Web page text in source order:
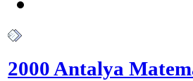
2000 Antalya